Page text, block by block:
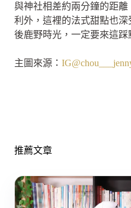
與神社相差約兩分鐘的距
利外，這裡的法式甜點也
後鹿野時光，一定要來這踩
主圖來源：
推薦文章